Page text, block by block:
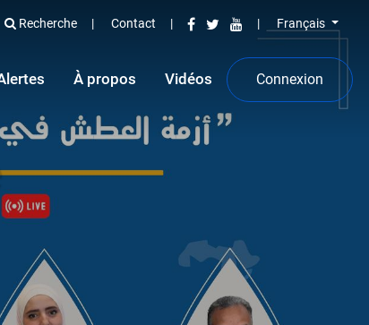
Recherche Contact Français
À propos Vidéos Connexion